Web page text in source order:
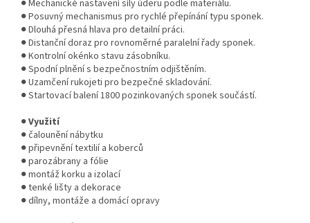
● Mechanické nastavení síly úderu podle materiálu.
● Posuvný mechanismus pro rychlé přepínání typu sponek.
● Dlouhá přesná hlava pro detailní práci.
● Distanční doraz pro rovnoměrné paralelní řady sponek.
● Kontrolní okénko stavu zásobníku.
● Spodní plnění s bezpečnostním odjištěním.
● Uzamčení rukojeti pro bezpečné skladování.
● Startovací balení 1800 pozinkovaných sponek součástí.
●Využití
● čalounění nábytku
● připevnění textilií a koberců
● parozábrany a fólie
● montáž korku a izolací
● tenké lišty a dekorace
● dílny, montáže a domácí opravy